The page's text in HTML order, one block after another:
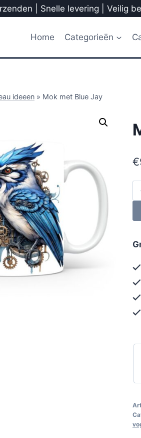
| Snelle levering | Veilig
Home Categorieën
ideeen » Mok met Blue Jay
€